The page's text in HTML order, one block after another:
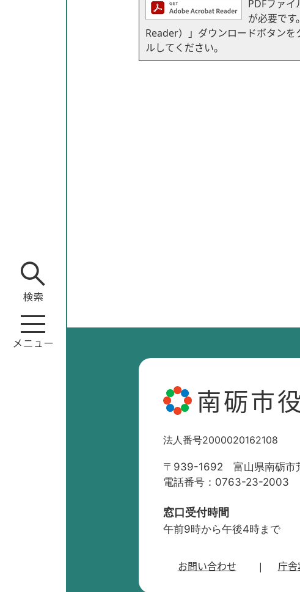
PDFファ
が必要で
Reader）」ダウンロードボタン
ルしてください。
南砺市
法人番号2000020162108
〒939-1692 富山県南砺市
電話番号：0763-23-2003
窓口受付時間
午前9時から午後4時まで
お問い合わせ 庁